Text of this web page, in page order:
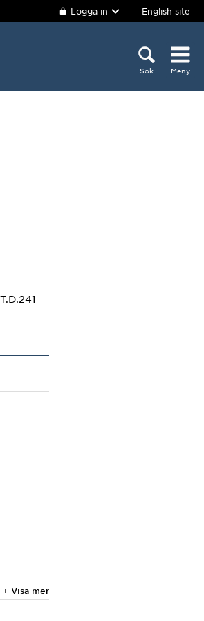
Logga in English site
Sök Meny
+ Visa mer